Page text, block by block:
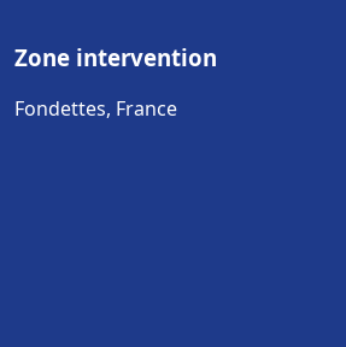
Zone intervention
Fondettes, France